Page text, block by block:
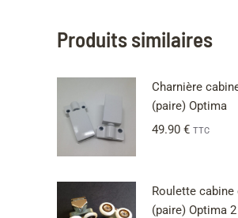
Produits similaires
Charnière
(paire) Optima
49.90 € TTC
Roulette
(paire) Optima 2